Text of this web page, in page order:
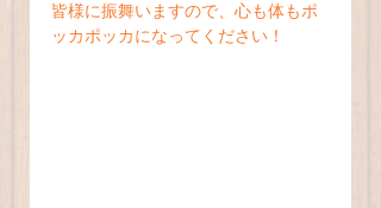
皆様に振舞いますので、心も体もポ
ッカポッカになってください！